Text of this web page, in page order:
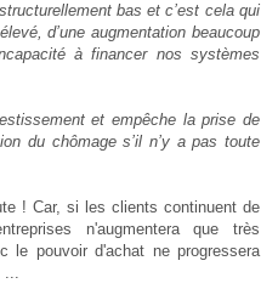
bas et c’est cela qui
d’une augmentation beaucoup
à financer nos systèmes
et empêche la prise de
du chômage s’il n’y a pas toute
! Car, si les clients continuent de
n'augmentera que très
le pouvoir d'achat ne progressera
...